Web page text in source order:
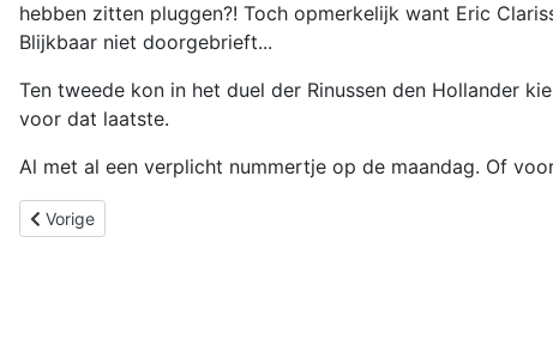
hebben zitten pluggen?! Toch opmerkelijk want Eric
Blijkbaar niet doorgebrieft...
Ten tweede kon in het duel der Rinussen den Hollander
voor dat laatste.
Al met al een verplicht nummertje op de maandag. Of
Vorig artikel: Goes B – Goes C: broedermoord.
Vorige